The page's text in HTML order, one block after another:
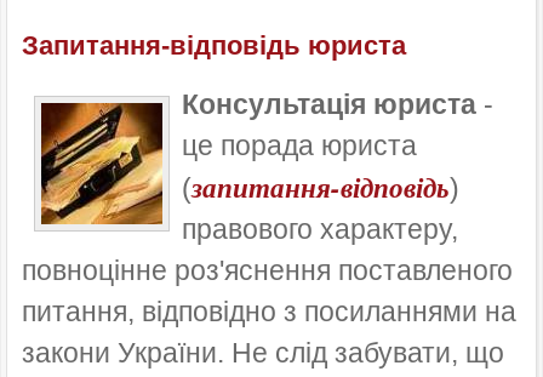
Запитання-відповідь юриста
Консультація юриста -
це порада юриста
(запитання-відповідь)
правового характеру,
повноцінне роз'яснення поставленого
питання, відповідно з посиланнями на
закони України. Не слід забувати, що